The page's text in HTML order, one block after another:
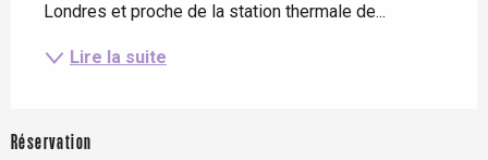
Londres et proche de la station thermale de...
Lire la suite
Réservation